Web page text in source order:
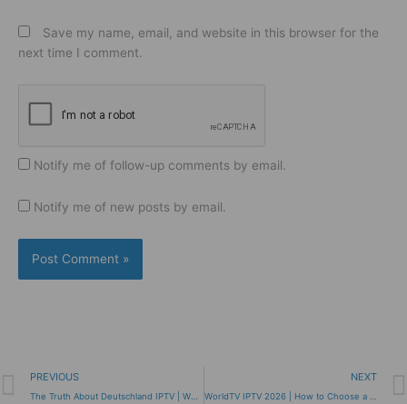
Save my name, email, and website in this browser for the
next time I comment.
Notify me of follow-up comments by email.
Notify me of new posts by email.
Prev
PREVIOUS NEXT